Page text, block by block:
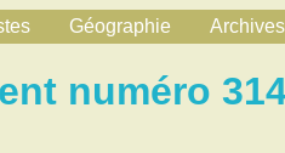
Géographie Archives
numéro